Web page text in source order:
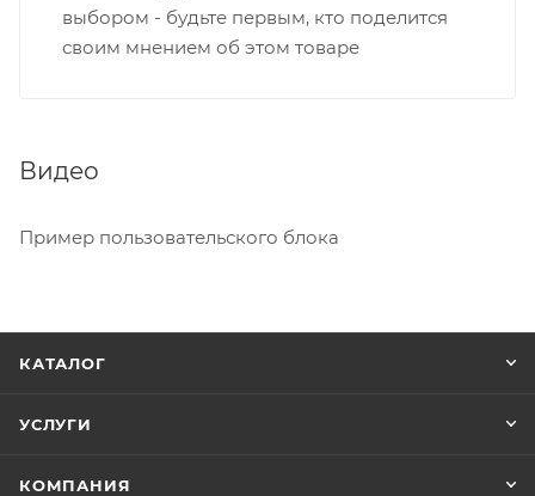
выбором - будьте первым, кто поделится
своим мнением об этом товаре
Видео
Пример пользовательского блока
КАТАЛОГ
УСЛУГИ
КОМПАНИЯ